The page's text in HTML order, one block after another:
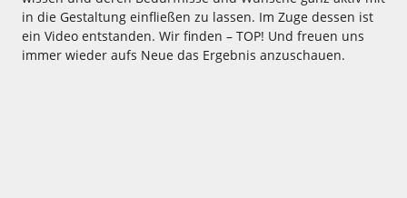
in die Gestaltung einfließen zu lassen. Im Zuge dessen ist
ein Video entstanden. Wir finden – TOP! Und freuen uns
immer wieder aufs Neue das Ergebnis anzuschauen.